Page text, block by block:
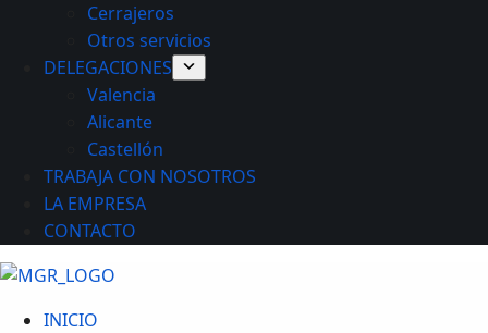
Cerrajeros
Otros servicios
DELEGACIONES
Valencia
Alicante
Castellón
TRABAJA CON NOSOTROS
LA EMPRESA
CONTACTO
INICIO